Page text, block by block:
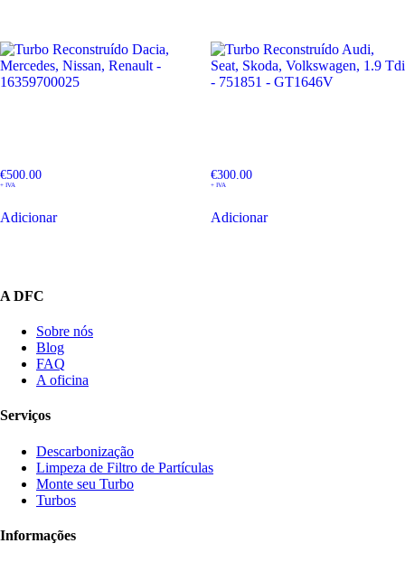
€500.00
+ IVA
Adicionar
€300.00
+ IVA
Adicionar
A DFC
Sobre nós
Blog
FAQ
A oficina
Serviços
Descarbonização
Limpeza de Filtro de Partículas
Monte seu Turbo
Turbos
Informações